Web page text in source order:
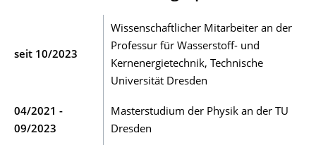
seit 10/2023
Wissenschaftlicher Mitarbeiter an der
Professur für Wasserstoff- und
Kernenergietechnik, Technische
Universität Dresden
04/2021 -
09/2023
Masterstudium der Physik an der TU
Dresden